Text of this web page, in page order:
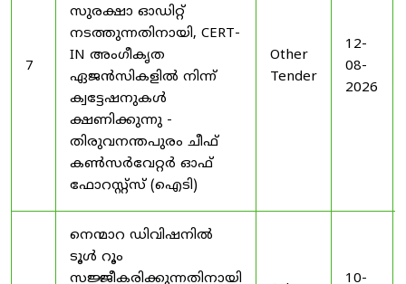
7
സുരക്ഷാ ഓഡിറ്റ്
നടത്തുന്നതിനായി, CERT-
IN അംഗീകൃത
ഏജൻസികളിൽ നിന്ന്
ക്വട്ടേഷനുകൾ
ക്ഷണിക്കുന്നു -
തിരുവനന്തപുരം ചീഫ്
കൺസർവേറ്റർ ഓഫ്
ഫോറസ്റ്റ്സ് (ഐടി)
Other
Tender
12-
08-
2026
നെന്മാറ ഡിവിഷനിൽ
ടൂൾ റൂം
സജ്ജീകരിക്കുന്നതിനായി
10-